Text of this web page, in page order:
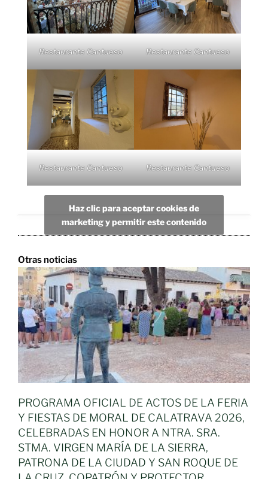
Restaurante Cantueso Restaurante Cantueso
Restaurante Cantueso Restaurante Cantueso
Haz clic para aceptar cookies de
marketing y permitir este contenido
Otras noticias
PROGRAMA OFICIAL DE ACTOS DE LA FERIA
Y FIESTAS DE MORAL DE CALATRAVA 2026,
CELEBRADAS EN HONOR A NTRA. SRA.
STMA. VIRGEN MARÍA DE LA SIERRA,
PATRONA DE LA CIUDAD Y SAN ROQUE DE